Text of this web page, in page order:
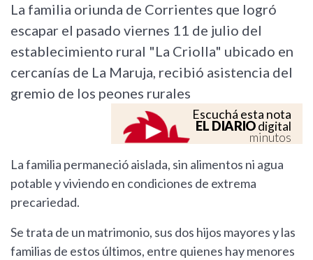
La familia oriunda de Corrientes que logró
escapar el pasado viernes 11 de julio del
establecimiento rural "La Criolla" ubicado en
cercanías de La Maruja, recibió asistencia del
gremio de los peones rurales
Escuchá esta nota
EL DIARIOdigital
minutos
La familia permaneció aislada, sin alimentos ni agua
potable y viviendo en condiciones de extrema
precariedad.
Se trata de un matrimonio, sus dos hijos mayores y las
familias de estos últimos, entre quienes hay menores